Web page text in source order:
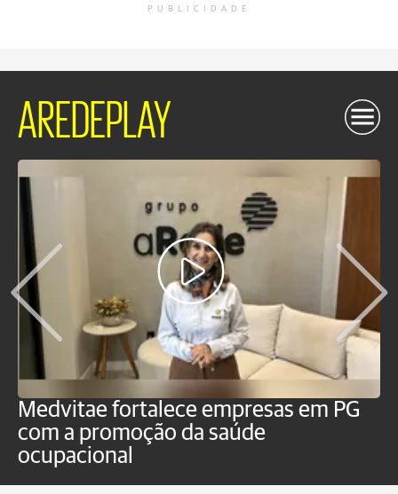
PUBLICIDADE
AREDEPLAY
Medvitae fortalece empresas em PG
com a promoção da saúde
ocupacional